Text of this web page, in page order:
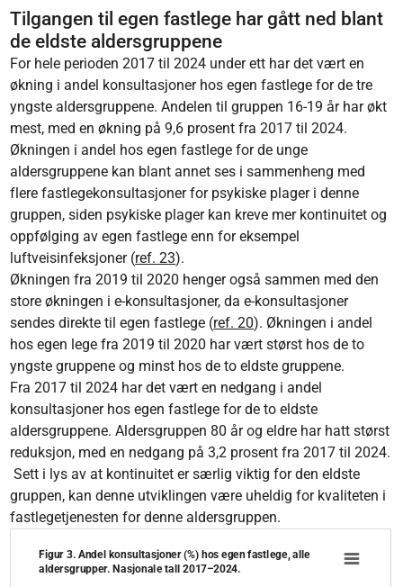
Tilgangen til egen fastlege har gått ned blant
de eldste aldersgruppene
For hele perioden 2017 til 2024 under ett har det vært en
økning i andel konsultasjoner hos egen fastlege for de tre
yngste aldersgruppene. Andelen til gruppen 16-19 år har økt
mest, med en økning på 9,6 prosent fra 2017 til 2024.
Økningen i andel hos egen fastlege for de unge
aldersgruppene kan blant annet ses i sammenheng med
flere fastlegekonsultasjoner for psykiske plager i denne
gruppen, siden psykiske plager kan kreve mer kontinuitet og
oppfølging av egen fastlege enn for eksempel
luftveisinfeksjoner (ref. 23).
Økningen fra 2019 til 2020 henger også sammen med den
store økningen i e-konsultasjoner, da e-konsultasjoner
sendes direkte til egen fastlege (ref. 20). Økningen i andel
hos egen lege fra 2019 til 2020 har vært størst hos de to
yngste gruppene og minst hos de to eldste gruppene.
Fra 2017 til 2024 har det vært en nedgang i andel
konsultasjoner hos egen fastlege for de to eldste
aldersgruppene. Aldersgruppen 80 år og eldre har hatt størst
reduksjon, med en nedgang på 3,2 prosent fra 2017 til 2024.
Sett i lys av at kontinuitet er særlig viktig for den eldste
gruppen, kan denne utviklingen være uheldig for kvaliteten i
fastlegetjenesten for denne aldersgruppen.
Figur 3. Andel konsultasjoner (%) hos egen
Figur 3. Andel konsultasjoner (%) hos egen fastlege, alle
aldersgrupper. Nasjonale tall 2017–2024.